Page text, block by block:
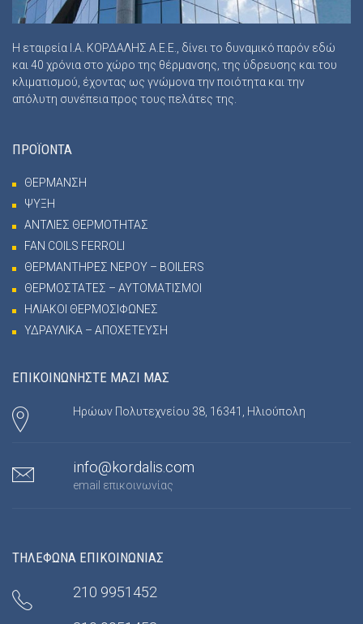
Η εταιρεία Ι.Α. ΚΟΡΔΑΛΗΣ Α.Ε.Ε., δίνει το δυναμικό παρόν εδώ
και 40 χρόνια στο χώρο της θέρμανσης, της ύδρευσης και του
κλιματισμού, έχοντας ως γνώμονα την ποιότητα και την
απόλυτη συνέπεια προς τους πελάτες της.
ΠΡΟΪΟΝΤΑ
ΘΕΡΜΑΝΣΗ
ΨΥΞΗ
ΑΝΤΛΙΕΣ ΘΕΡΜΟΤΗΤΑΣ
FAN COILS FERROLI
ΘΕΡΜΑΝΤΗΡΕΣ ΝΕΡΟΥ – BOILERS
ΘΕΡΜΟΣΤΑΤΕΣ – ΑΥΤΟΜΑΤΙΣΜΟΙ
ΗΛΙΑΚΟΙ ΘΕΡΜΟΣΙΦΩΝΕΣ
ΥΔΡΑΥΛΙΚΑ – ΑΠΟΧΕΤΕΥΣΗ
ΕΠΙΚΟΙΝΩΝΗΣΤΕ ΜΑΖΙ ΜΑΣ
Ηρώων Πολυτεχνείου 38, 16341, Ηλιούπολη
info@kordalis.com
email επικοινωνίας
ΤΗΛΕΦΩΝΑ ΕΠΙΚΟΙΝΩΝΙΑΣ
210 9951452